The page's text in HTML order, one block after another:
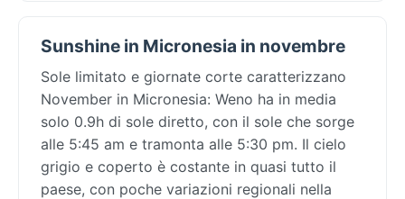
Sunshine in Micronesia in novembre
Sole limitato e giornate corte caratterizzano
November in Micronesia: Weno ha in media
solo 0.9h di sole diretto, con il sole che sorge
alle 5:45 am e tramonta alle 5:30 pm. Il cielo
grigio e coperto è costante in quasi tutto il
paese, con poche variazioni regionali nella